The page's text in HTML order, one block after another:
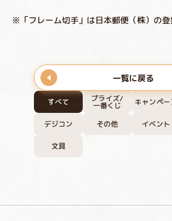
すべて プライズ/
一番くじ キャンペー
デジコン その他 イベント
文具
※「フレーム切手」は日本郵便（株）の登
一覧に戻る